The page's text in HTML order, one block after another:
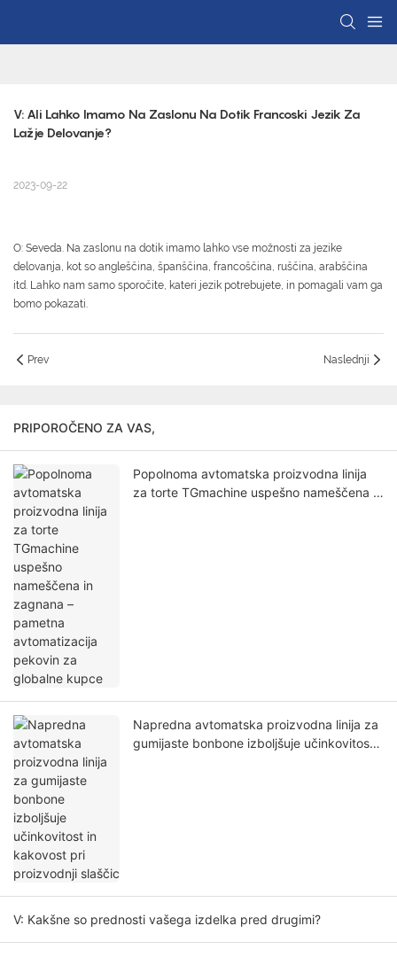
V: Ali Lahko Imamo Na Zaslonu Na Dotik Francoski Jezik Za
Lažje Delovanje?
2023-09-22
O: Seveda. Na zaslonu na dotik imamo lahko vse možnosti za jezike
delovanja, kot so angleščina, španščina, francoščina, ruščina, arabščina
itd. Lahko nam samo sporočite, kateri jezik potrebujete, in pomagali vam ga
bomo pokazati.
Prev Naslednji
PRIPOROČENO ZA VAS,
Popolnoma avtomatska proizvodna linija
za torte TGmachine uspešno nameščena in
Napredna avtomatska proizvodna linija za
gumijaste bonbone izboljšuje učinkovitost
V: Kakšne so prednosti vašega izdelka pred drugimi?